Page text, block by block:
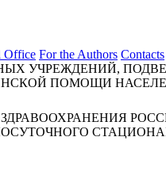
Office For the Authors Contacts
УЧРЕЖДЕНИЙ,
ПОМОЩИ